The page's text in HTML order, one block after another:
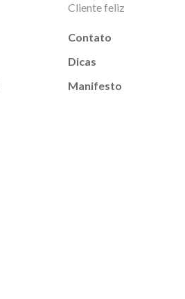
Cliente feliz
Contato
Dicas
Manifesto